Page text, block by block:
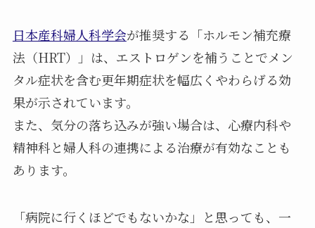
日本産科婦人科学会が推奨する「ホルモン補充療
法（HRT）」は、エストロゲンを補うことでメン
タル症状を含む更年期症状を幅広くやわらげる効
果が示されています。
また、気分の落ち込みが強い場合は、心療内科や
精神科と婦人科の連携による治療が有効なことも
あります。
「病院に行くほどでもないかな」と思っても、一